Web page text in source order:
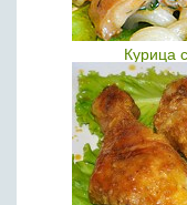
Курица